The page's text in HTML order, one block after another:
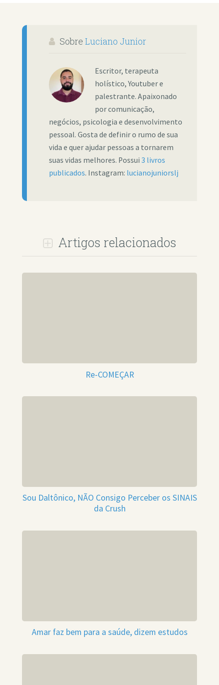
Sobre Luciano Junior
Escritor, terapeuta
holístico, Youtuber e
palestrante. Apaixonado
por comunicação,
negócios, psicologia e desenvolvimento
pessoal. Gosta de definir o rumo de sua
vida e quer ajudar pessoas a tornarem
suas vidas melhores. Possui 3 livros
publicados. Instagram: lucianojuniorslj
Artigos relacionados
Re-COMEÇAR
Sou Daltônico, NÃO Consigo Perceber os SINAIS
da Crush
Amar faz bem para a saúde, dizem estudos